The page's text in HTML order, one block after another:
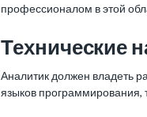
профессионалом в этой
Технические
Аналитик должен владеть
языков программирования,